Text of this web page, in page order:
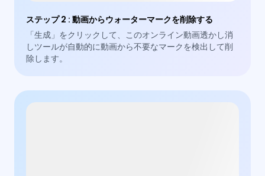
ステップ 2 :動画からウォーターマークを削除する
「生成」をクリックして、このオンライン動画透かし消
しツールが自動的に動画から不要なマークを検出して削
除します。